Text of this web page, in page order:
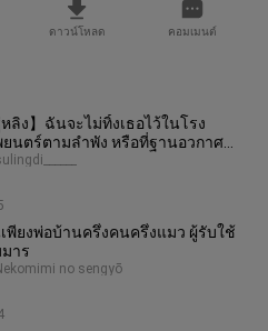
ดาวน์โหลด คอมเมนต์
หลิง】ฉันจะไม่ทิ้งเธอไว้ในโรง
นตร์ตามลำพัง หรือที่ฐานอวกาศ
พียงพ่อบ้านครึ่งคนครึ่งแมว ผู้รับใช้
าร
no sengyō